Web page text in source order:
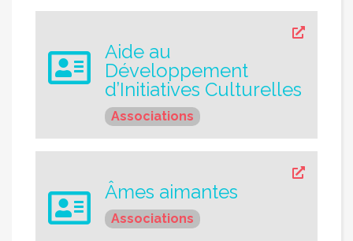
Aide au
Développement
d’Initiatives Culturelles
Associations
Âmes aimantes
Associations